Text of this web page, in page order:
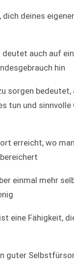
dich deines
auch auf
hin
sorgen
tun und sinnvolle
erreicht, wo
einmal mehr
eine Fähigkeit,
guter